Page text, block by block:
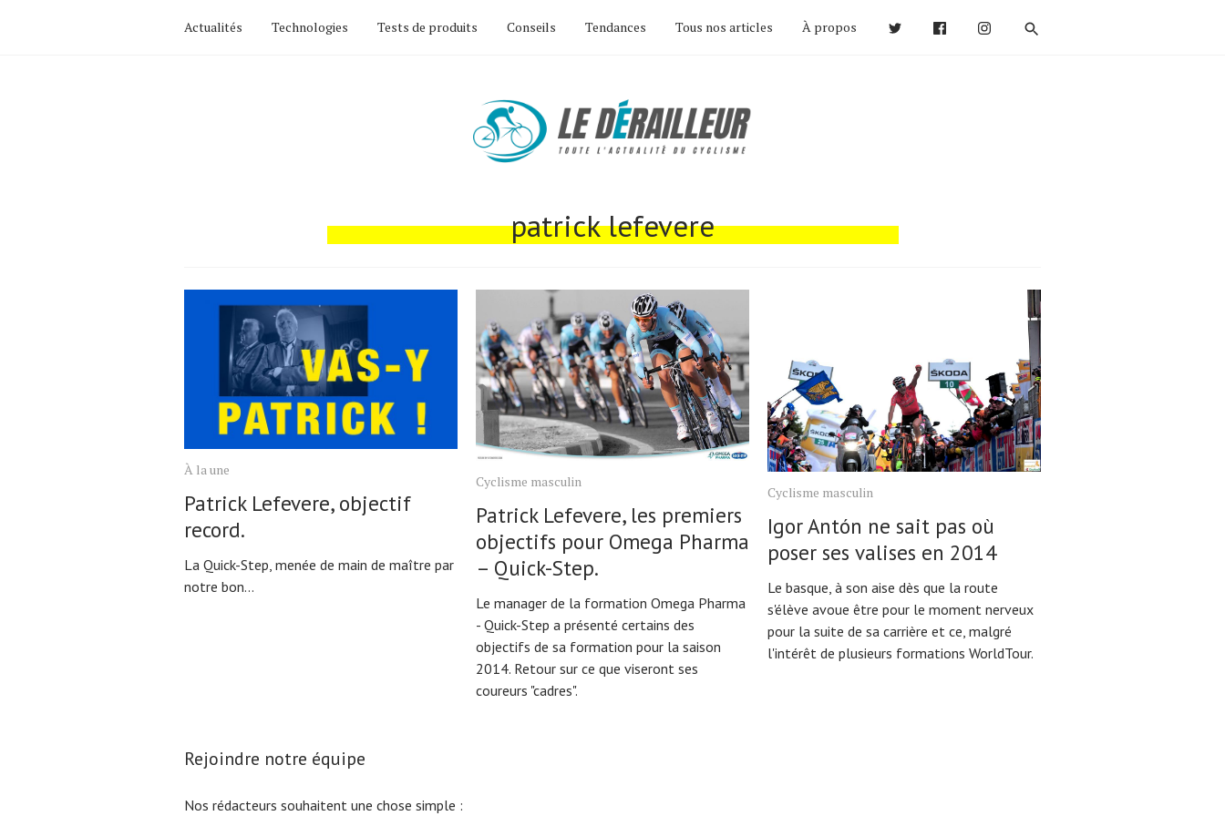
Actualités Technologies Tests de produits Conseils Tendances Tous nos articles À propos
patrick lefevere
À la une
Patrick Lefevere, objectif
record.
La Quick-Step, menée de main de maître par
notre bon...
Cyclisme masculin
Patrick Lefevere, les premiers
objectifs pour Omega Pharma
– Quick-Step.
Le manager de la formation Omega Pharma
- Quick-Step a présenté certains des
objectifs de sa formation pour la saison
2014. Retour sur ce que viseront ses
coureurs "cadres".
Cyclisme masculin
Igor Antón ne sait pas où
poser ses valises en 2014
Le basque, à son aise dès que la route
s'élève avoue être pour le moment nerveux
pour la suite de sa carrière et ce, malgré
l'intérêt de plusieurs formations WorldTour.
Rejoindre notre équipe
Nos rédacteurs souhaitent une chose simple :